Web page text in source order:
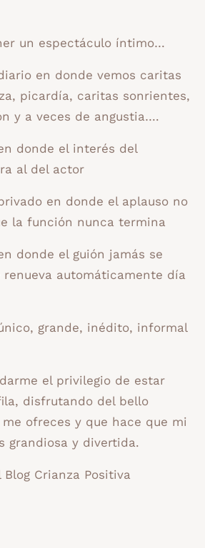
un espectáculo íntimo…
en donde vemos caritas
picardía, caritas sonrientes,
y a veces de angustia….
donde el interés del
al del actor
en donde el aplauso no
la función nunca termina
donde el guión jamás se
renueva automáticamente día
grande, inédito, informal
el privilegio de estar
disfrutando del bello
ofreces y que hace que mi
grandiosa y divertida.
Blog Crianza Positiva